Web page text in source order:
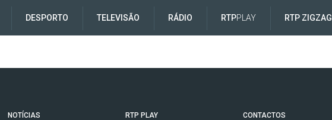
DESPORTO TELEVISÃO RÁDIO RTPPLAY RTP ZIGZAG
NOTÍCIAS
RTP PLAY
CONTACTOS